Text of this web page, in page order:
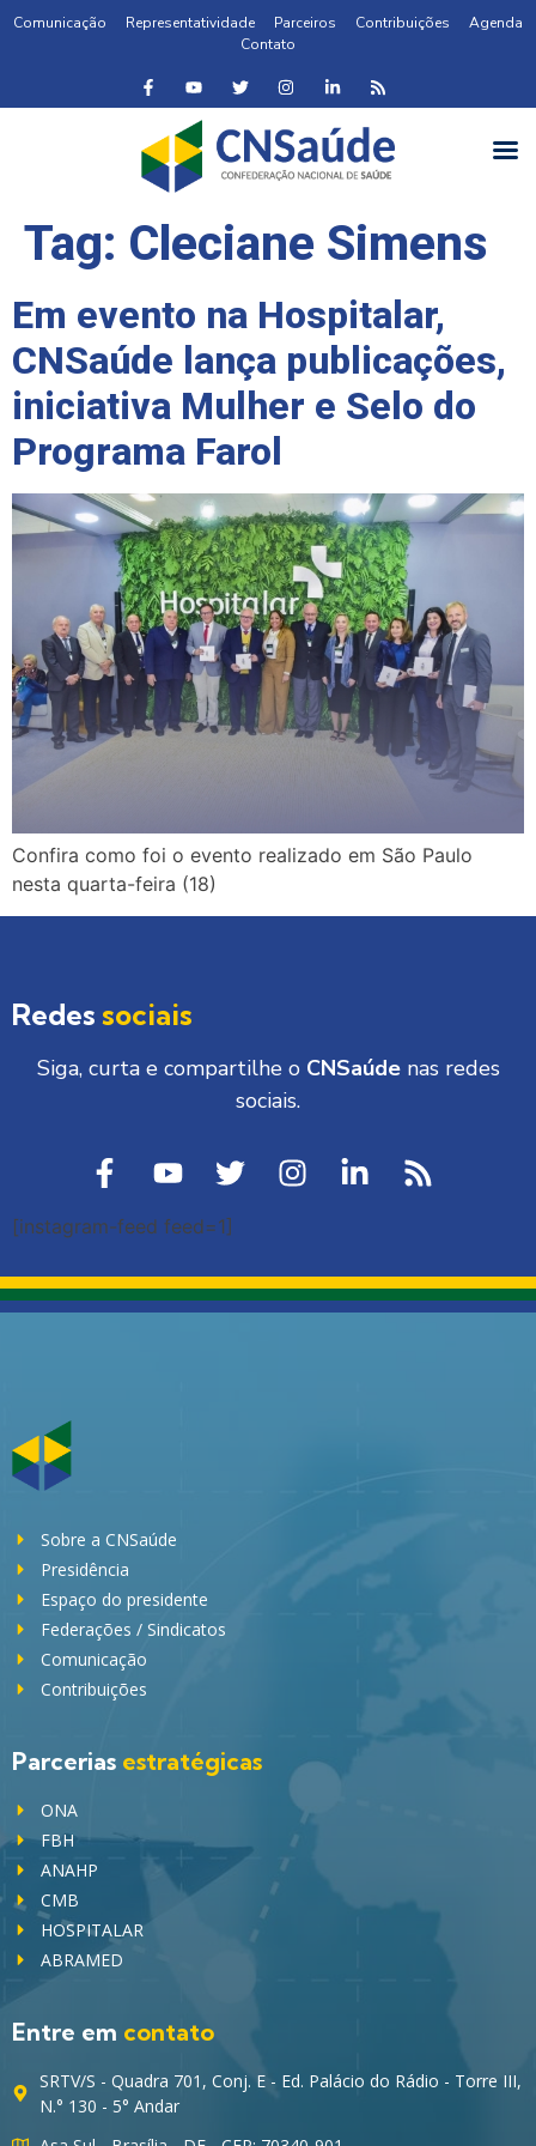
Comunicação Representatividade Parceiros Contribuições
Agenda
Contato
Tag: Cleciane Simens
Em evento na Hospitalar,
CNSaúde lança publicações,
iniciativa Mulher e Selo do
Programa Farol
Confira como foi o evento realizado em São Paulo
nesta quarta-feira (18)
Redes sociais
Siga, curta e compartilhe o CNSaúdenas redes
sociais.
[instagram-feed feed=1]
Sobre a CNSaúde
Presidência
Espaço do presidente
Federações / Sindicatos
Comunicação
Contribuições
Parcerias estratégicas
ONA
FBH
ANAHP
CMB
HOSPITALAR
ABRAMED
Entre em contato
SRTV/S - Quadra 701, Conj. E - Ed. Palácio do Rádio - Torre III,
N.° 130 - 5° Andar